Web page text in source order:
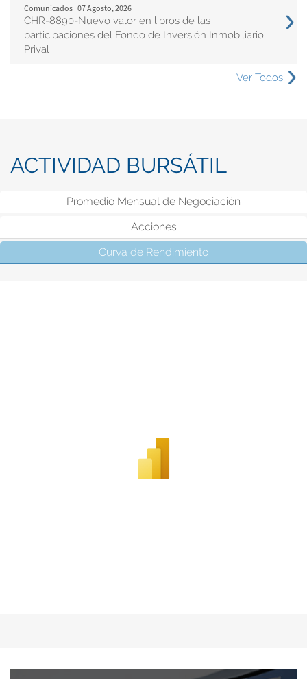
Comunicados | 07 Agosto, 2026
CHR-8890-Nuevo valor en libros de las
participaciones del Fondo de Inversión Inmobiliario
Prival
Ver Todos
ACTIVIDAD BURSÁTIL
Promedio Mensual de Negociación
Acciones
Curva de Rendimiento